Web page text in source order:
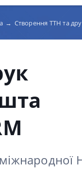
→ Створення ТТН та друк